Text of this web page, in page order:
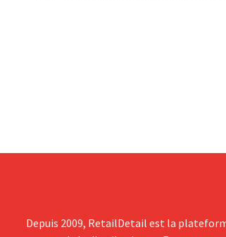
Depuis 2009, RetailDetail est la